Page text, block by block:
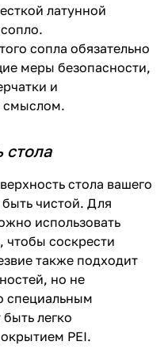
латунной
сопла обязательно
меры безопасности,
и
смыслом.
стола
стола вашего
чистой. Для
использовать
чтобы соскрести
также подходит
но не
специальным
легко
PEI.